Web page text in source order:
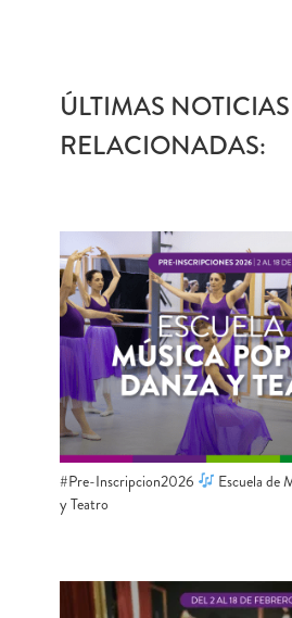
ÚLTIMAS NOTICIAS
RELACIONADAS:
#Pre-Inscripcion2026
Escuela de
y Teatro